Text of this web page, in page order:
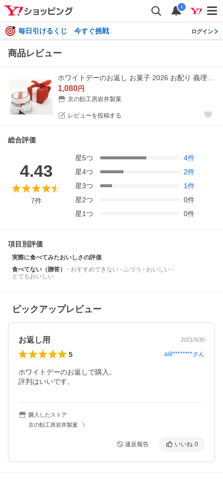
i
毎日引けるくじ 今すぐ挑戦 ログイン
商品レビュー
1,080円
京の飴工房岩井製菓
レビューを投稿する
総合評価
4.43
7件
星5つ 4件
星4つ 2件
星3つ 1件
星2つ 0件
星1つ 0件
項目別評価
実際に食べてみたおいしさの評価
食べてない（贈答）
おすすめできない ふつう
おいしい
とてもおいしい
ピックアップレビュー
お返し用 2021/3/30
5 ai8********さん
ホワイトデーのお返しで購入。
評判はいいです。
購入したストア
京の飴工房岩井製菓
違反報告 いいね 0